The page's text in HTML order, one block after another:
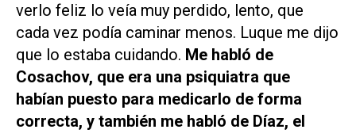
verlo feliz lo veía muy perdido, lento, que
cada vez podía caminar menos. Luque me dijo
que lo estaba cuidando. Me habló de
Cosachov, que era una psiquiatra que
habían puesto para medicarlo de forma
correcta, y también me habló de Díaz, el